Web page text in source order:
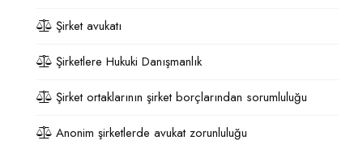
Şirket avukatı
Şirketlere Hukuki Danışmanlık
Şirket ortaklarının şirket borçlarından sorumluluğu
Anonim şirketlerde avukat zorunluluğu